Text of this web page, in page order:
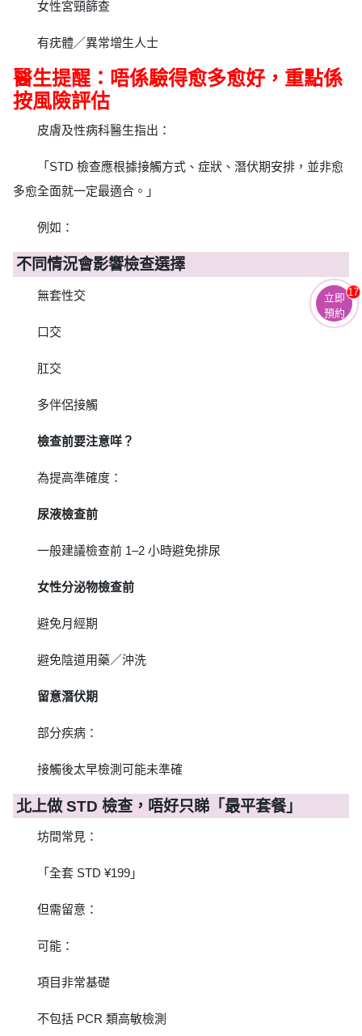
女性宮頸篩查
有疣體／異常增生人士
醫生提醒：唔係驗得愈多愈好，重點係
按風險評估
皮膚及性病科醫生指出：
「STD 檢查應根據接觸方式、症狀、潛伏期安排，並非愈
多愈全面就一定最適合。」
例如：
不同情況會影響檢查選擇
無套性交
口交
肛交
多伴侶接觸
檢查前要注意咩？
為提高準確度：
尿液檢查前
一般建議檢查前 1–2 小時避免排尿
女性分泌物檢查前
避免月經期
避免陰道用藥／沖洗
留意潛伏期
部分疾病：
接觸後太早檢測可能未準確
北上做 STD 檢查，唔好只睇「最平套餐」
坊間常見：
「全套 STD ¥199」
但需留意：
可能：
項目非常基礎
不包括 PCR 類高敏檢測
立即
預約
17